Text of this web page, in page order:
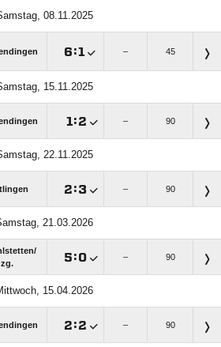
08.11.2025
: – 45
15.11.2025
 : – 90
22.11.2025
: – 90
21.03.2026
: – 90
15.04.2026
: – 90